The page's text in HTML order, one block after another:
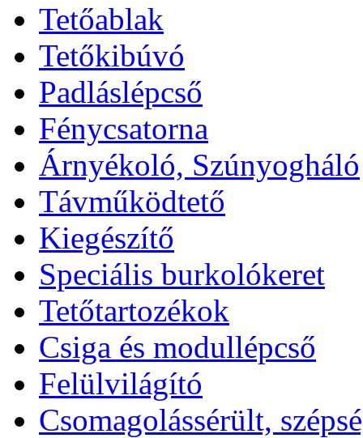
Tetőablak
Tetőkibúvó
Padláslépcső
Fénycsatorna
Árnyékoló, Szúnyogháló
Távműködtető
Kiegészítő
Speciális burkolókeret
Tetőtartozékok
Csiga és modullépcső
Felülvilágító
Csomagolássérült,